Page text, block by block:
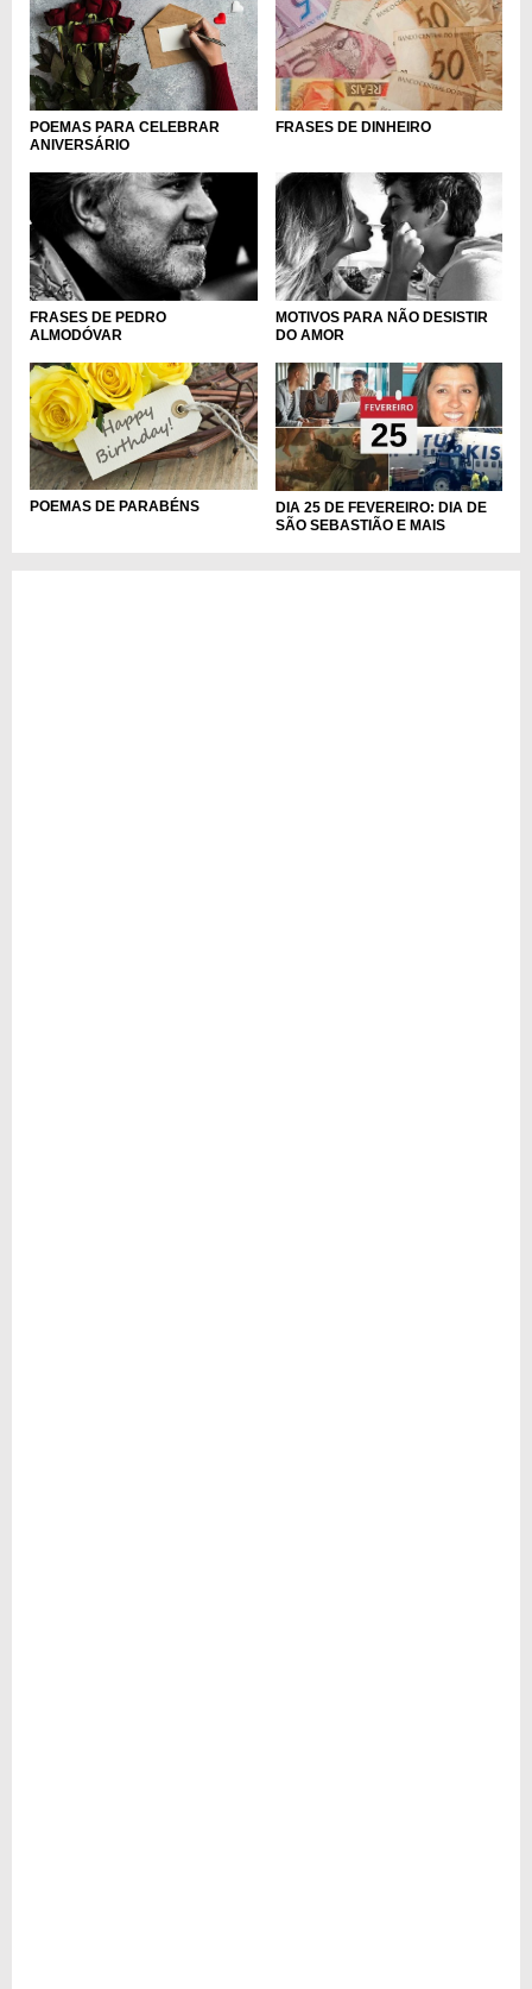
POEMAS PARA CELEBRAR
ANIVERSÁRIO
FRASES DE DINHEIRO
FRASES DE PEDRO
ALMODÓVAR
MOTIVOS PARA NÃO DESISTIR
DO AMOR
POEMAS DE PARABÉNS
DIA 25 DE FEVEREIRO: DIA DE
SÃO SEBASTIÃO E MAIS